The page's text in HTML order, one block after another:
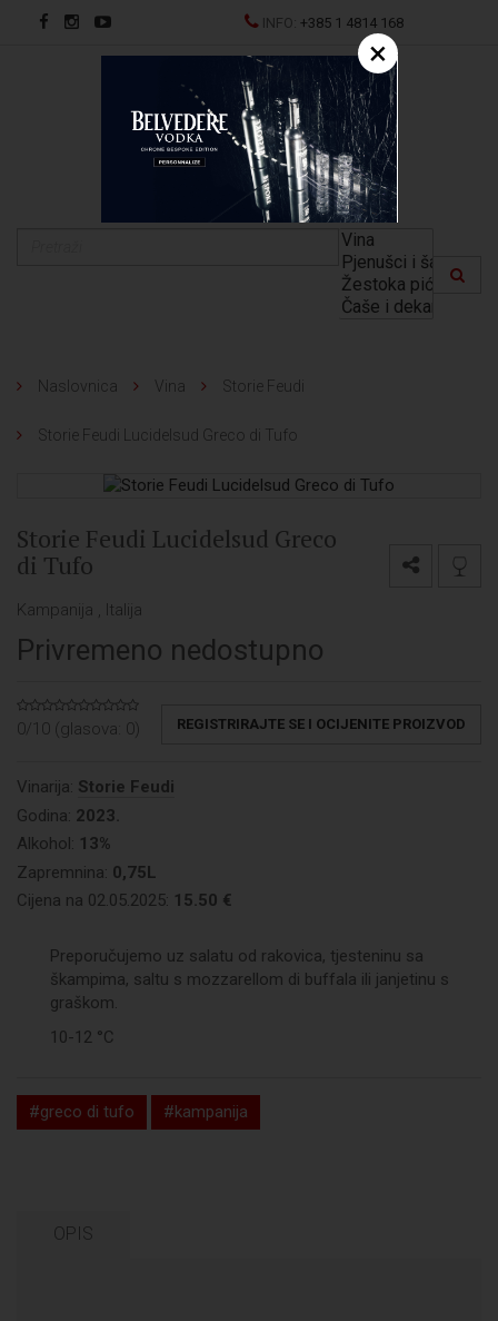
INFO:+385 1 4814 168
EN
Naslovnica Vina Storie Feudi
Storie Feudi Lucidelsud Greco di Tufo
Storie Feudi Lucidelsud Greco
di Tufo
Kampanija , Italija
Privremeno nedostupno
0/10 (glasova: 0) REGISTRIRAJTE SE I OCIJENITE PROIZVOD
Vinarija: Storie Feudi
Godina: 2023.
Alkohol: 13%
Zapremnina: 0,75L
Cijena na 02.05.2025: 15.50 €
Preporučujemo uz salatu od rakovica, tjesteninu sa
škampima, saltu s mozzarellom di buffala ili janjetinu s
graškom.
10-12 °C
#greco di tufo #kampanija
OPIS
×